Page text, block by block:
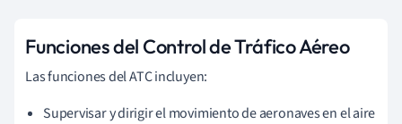
Funciones del Control de Tráfico Aéreo
Las funciones del ATC incluyen:
Supervisar y dirigir el movimiento de aeronaves en el aire